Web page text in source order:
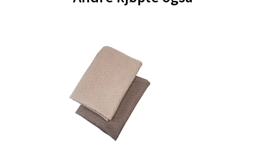
Trondheim - Sirkus Shopping
Falkenborgveien 5, 7044 Trondheim
Åpent i dag 09-21